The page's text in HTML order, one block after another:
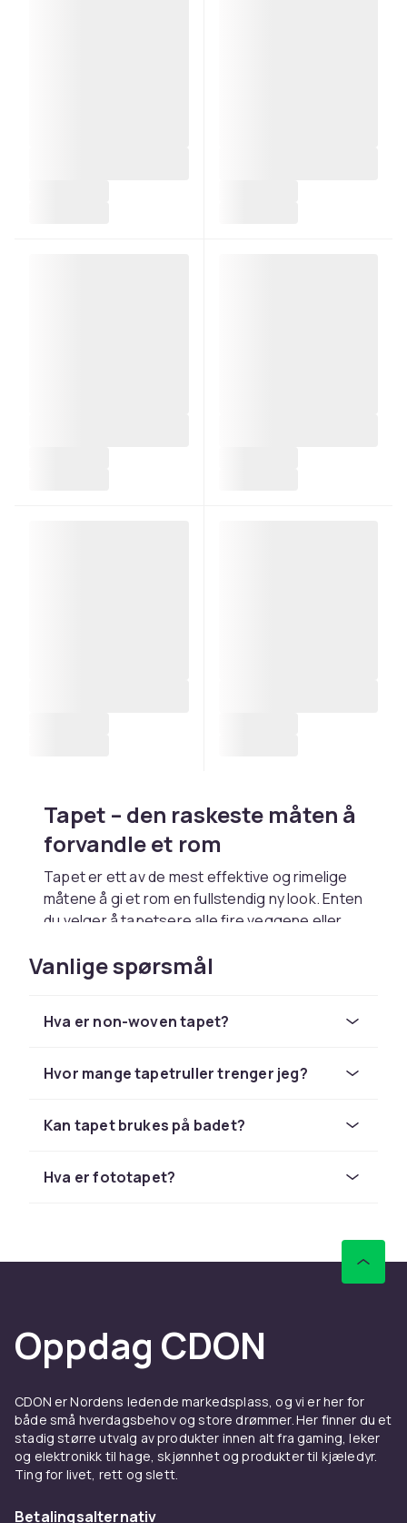
Tapet – den raskeste måten å
forvandle et rom
Tapet er ett av de mest effektive og rimelige
måtene å gi et rom en fullstendig ny look. Enten
du velger å tapetsere alle fire veggene eller
tapet radikalt endre stemningen i rommet. Et
behersket stripete mønster kan gjøre et lavt
en oase av ro og natur innendørs.
årene. Det som en gang ble sett på som
valgene i moderne interiørdesign. Fra grafiske
naturteksturer – utvalget er enormt og det
finnes noe som passer enhver smak og stil.
egenskaper
Det finnes i et bredt utvalg av mønstre og
farger, og er ofte det rimeligste alternativet.
fuktighetbestandig, noe som gjør det egnet
for kjøkken og bad. Det er enkelt å vaske og
vedlikeholde, og har lang levetid.
Ikke-vevet tapet, kjent som non-woven, er det
dimensjonsstabilt, revet eller fuktig, noe som
Vanlige spørsmål
Hva er non-woven tapet?
Hvor mange tapetruller trenger jeg?
Kan tapet brukes på badet?
Hva er fototapet?
Oppdag CDON
CDON er Nordens ledende markedsplass, og vi er her for
både små hverdagsbehov og store drømmer. Her finner du et
stadig større utvalg av produkter innen alt fra gaming, leker
og elektronikk til hage, skjønnhet og produkter til kjæledyr.
Ting for livet, rett og slett.
Betalingsalternativ